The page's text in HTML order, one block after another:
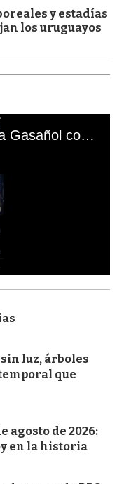
y estadías
los uruguayos
El mal momento de Yanina Gasañol con un hincha argentino en "Subrayado"
luz, árboles
que
agosto de 2026:
en la historia